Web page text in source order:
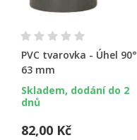
PVC tvarovka - Úhel 90°
63 mm
Skladem, dodání do 2
dnů
82,00 Kč